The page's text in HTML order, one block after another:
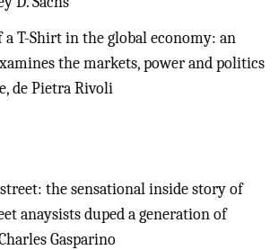
a T-Shirt in the global economy: an
the markets, power and politics
de Pietra Rivoli
the sensational inside story of
anaysists duped a generation of
Gasparino